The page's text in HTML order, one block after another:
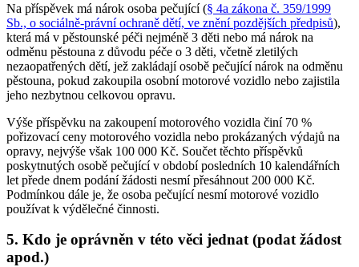
Na příspěvek má nárok osoba pečující (§ 4a zákona č. 359/1999
Sb., o sociálně-právní ochraně dětí, ve znění pozdějších předpisů),
která má v pěstounské péči nejméně 3 děti nebo má nárok na
odměnu pěstouna z důvodu péče o 3 děti, včetně zletilých
nezaopatřených dětí, jež zakládají osobě pečující nárok na odměnu
pěstouna, pokud zakoupila osobní motorové vozidlo nebo zajistila
jeho nezbytnou celkovou opravu.
Výše příspěvku na zakoupení motorového vozidla činí 70 %
pořizovací ceny motorového vozidla nebo prokázaných výdajů na
opravy, nejvýše však 100 000 Kč. Součet těchto příspěvků
poskytnutých osobě pečující v období posledních 10 kalendářních
let přede dnem podání žádosti nesmí přesáhnout 200 000 Kč.
Podmínkou dále je, že osoba pečující nesmí motorové vozidlo
používat k výdělečné činnosti.
5. Kdo je oprávněn v této věci jednat (podat žádost
apod.)